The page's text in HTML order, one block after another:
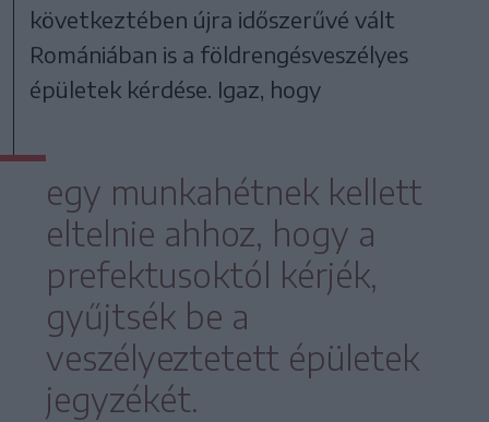
következtében újra időszerűvé vált
Romániában is a földrengésveszélyes
épületek kérdése. Igaz, hogy
egy munkahétnek kellett
eltelnie ahhoz, hogy a
prefektusoktól kérjék,
gyűjtsék be a
veszélyeztetett épületek
jegyzékét.